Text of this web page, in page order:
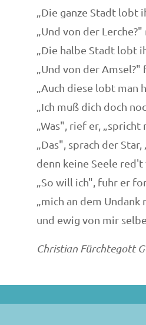
„Die ganze Stadt lobt
„Und von der
„Die halbe Stadt lobt
„Und von der
„Auch diese lobt man
„Ich muß dich doch
„Was", rief er,
„Das", sprach der
denn keine Seele red't
„So will ich", fuhr er
„mich an dem Undank
und ewig von mir
Christian Fürchtegott